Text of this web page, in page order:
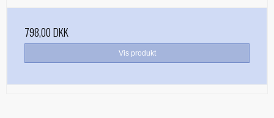
798,00 DKK
Vis produkt